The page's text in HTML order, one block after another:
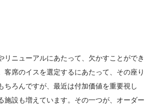
リニューアルにあたって、欠かすことができ
客席のイスを選定するにあたって、その座り
ちろんですが、最近は付加価値を重要視し
施設も増えています。その一つが、オーダー